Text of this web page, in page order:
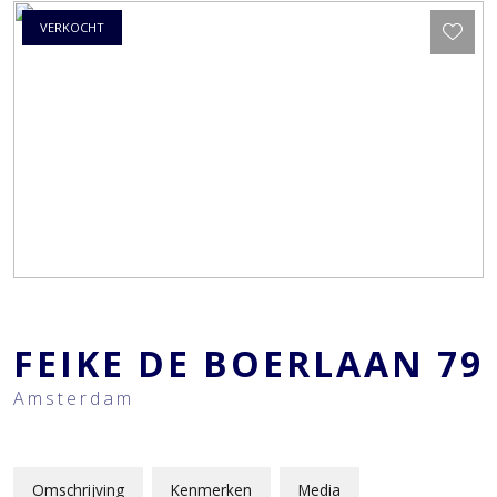
VERKOCHT
FEIKE DE BOERLAAN 79
Amsterdam
Omschrijving Kenmerken Media